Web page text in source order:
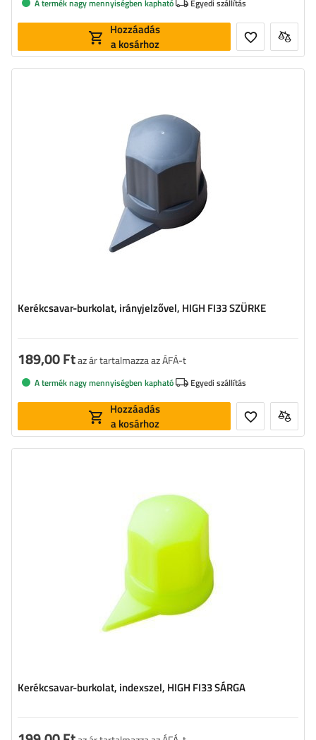
A termék nagy mennyiségben kapható Egyedi szállítás
Hozzáadás
a kosárhoz
Kerékcsavar-burkolat, irányjelzővel, HIGH FI33 SZÜRKE
189,00 Ftaz ár tartalmazza az ÁFÁ-t
A termék nagy mennyiségben kapható Egyedi szállítás
Hozzáadás
a kosárhoz
Kerékcsavar-burkolat, indexszel, HIGH FI33 SÁRGA